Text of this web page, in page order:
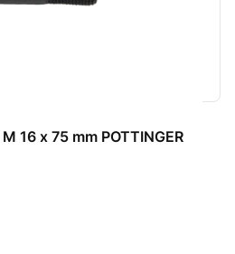
16 x 75 mm POTTINGER